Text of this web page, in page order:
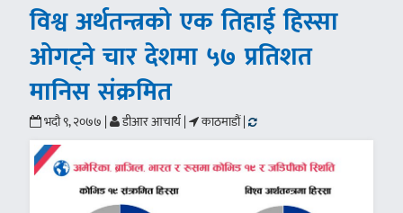
विश्व अर्थतन्त्रको एक तिहाई हिस्सा
ओगट्ने चार देशमा ५७ प्रतिशत
मानिस संक्रमित
भदौ ९, २०७७ | डीआर आचार्य | काठमाडौं |